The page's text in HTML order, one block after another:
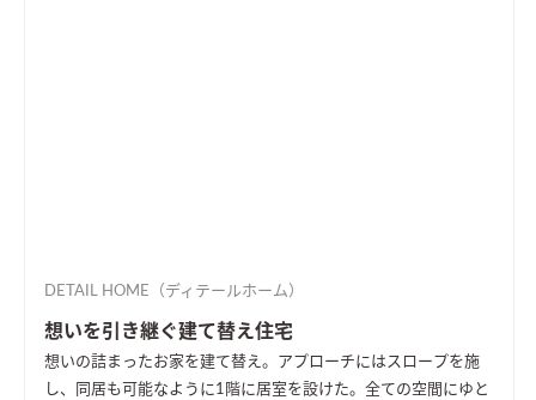
DETAIL HOME（ディテールホーム）
想いを引き継ぐ建て替え住宅
想いの詰まったお家を建て替え。アプローチにはスロープを施
し、同居も可能なように1階に居室を設けた。全ての空間にゆと